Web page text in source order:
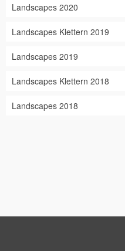
Landscapes 2020
Landscapes Klettern 2019
Landscapes 2019
Landscapes Klettern 2018
Landscapes 2018